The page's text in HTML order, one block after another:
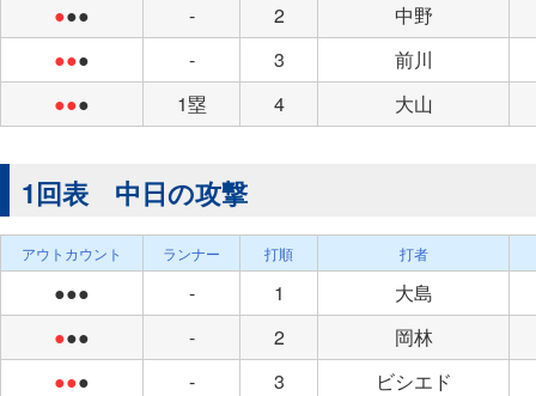
●●● - 2
中野
●●● - 3
前川
●●● 1塁 4 大山
1回表 中日の攻撃
アウトカウント ランナー 打順 打者
●●● - 1
大島
●●● - 2
岡林
●●● - 3 ビシエド